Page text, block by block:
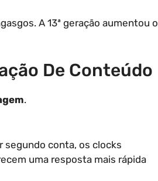
A 13ª geração aumentou o
De Conteúdo
.
segundo conta, os clocks
uma resposta mais rápida